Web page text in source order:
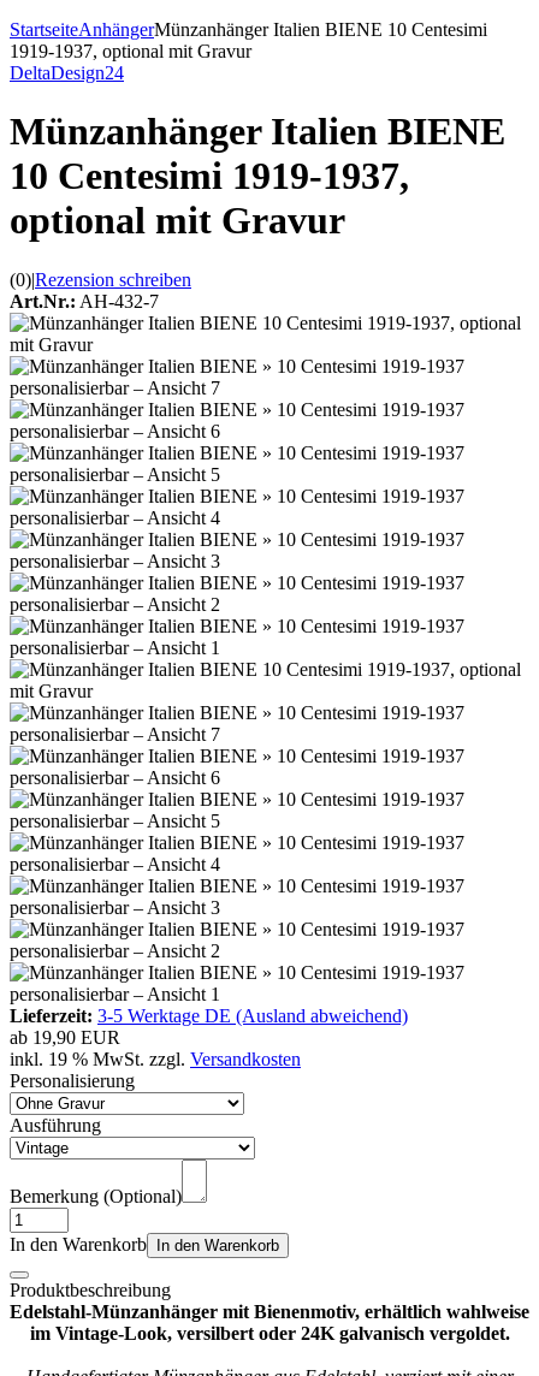
StartseiteAnhängerMünzanhänger Italien BIENE 10 Centesimi
1919-1937, optional mit Gravur
DeltaDesign24
Münzanhänger Italien BIENE
10 Centesimi 1919-1937,
optional mit Gravur
(0)|Rezension schreiben
Art.Nr.: AH-432-7
Lieferzeit: 3-5 Werktage DE (Ausland abweichend)
ab 19,90 EUR
inkl. 19 % MwSt. zzgl. Versandkosten
Personalisierung
Ausführung
Bemerkung (Optional)
In den Warenkorb In den Warenkorb
Produktbeschreibung
Edelstahl-Münzanhänger mit Bienenmotiv, erhältlich wahlweise
im Vintage-Look, versilbert oder 24K galvanisch vergoldet.